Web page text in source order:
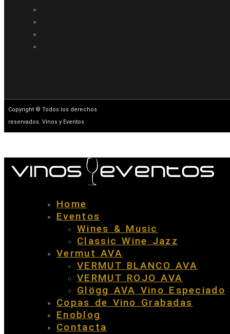
Copyright © Todos los derechos
reservados. Vinos y Eventos
Home
Eventos
Wines & Music
Classic Wine Jazz
Vermut AVA
VERMUT BLANCO AVA
VERMUT ROJO AVA
Glögg AVA Vino Especiado
Copas de Vino Grabadas
Enoblog
Contacta